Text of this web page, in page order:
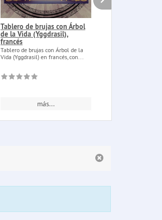
Tablero de brujas con Árbol
de la Vida (Yggdrasil),
francés
Tablero de brujas con Árbol de la
Vida (Yggdrasil) en francés, con...
más...